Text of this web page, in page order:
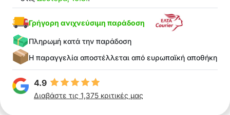
Γρήγορη ανιχνεύσιμη παράδοση
Πληρωμή κατά την παράδοση
Η παραγγελία αποστέλλεται από ευρωπαϊκή αποθήκη
4.9
Διαβάστε τις 1,375 κριτικές μας